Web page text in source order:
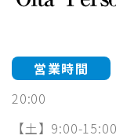
営業時間
20:00
【土】9:00-